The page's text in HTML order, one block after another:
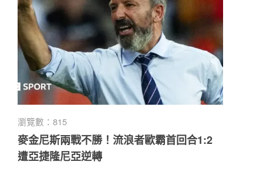
瀏覽數：815
麥金尼斯兩戰不勝！流浪者歐霸首回合1:2
遭亞捷隆尼亞逆轉